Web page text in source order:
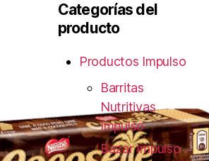
Categorías del
producto
Productos Impulso
Barritas
Nutritivas
Impulso
Bazar Impulso